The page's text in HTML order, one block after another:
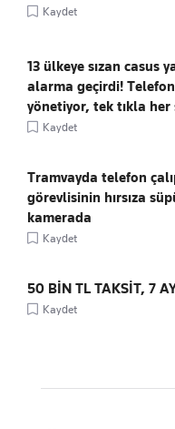
Kaydet
13 ülkeye sızan casus
alarma geçirdi!
yönetiyor, tek tıkla her
Kaydet
Tramvayda telefon
görevlisinin hırsıza
kamerada
Kaydet
50 BİN TL TAKSİT, 7
Kaydet